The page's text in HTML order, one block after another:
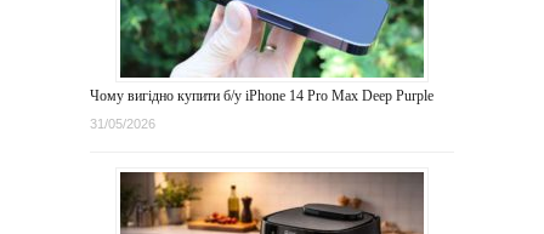
Чому вигідно купити б/у iPhone 14 Pro Max Deep Purple
31/05/2026